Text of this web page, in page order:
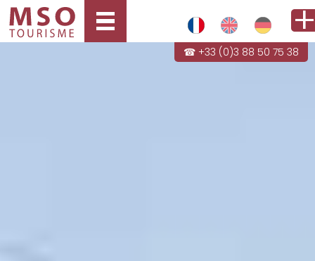
☎ +33 (0)3 88 50 75 38